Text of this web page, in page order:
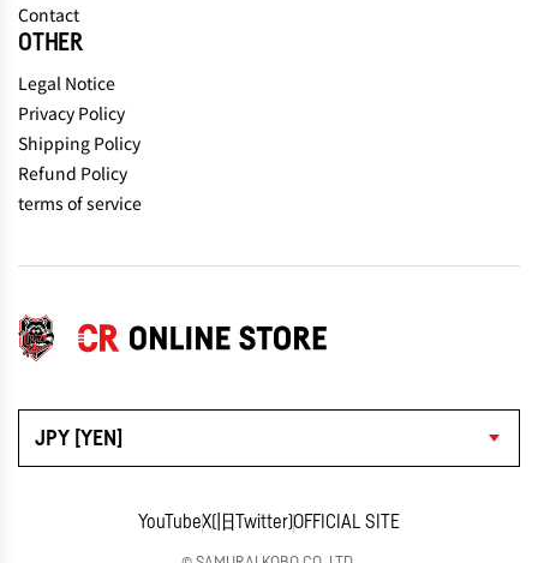
JPY [YEN]
YouTubeX(旧Twitter)OFFICIAL SITE
Contact
OTHER
Legal Notice
Privacy Policy
Shipping Policy
Refund Policy
terms of service